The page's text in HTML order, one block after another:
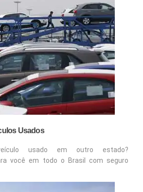
Usados
usado em outro estado?
você em todo o Brasil com seguro